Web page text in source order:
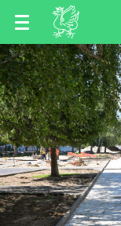
RU
EN
TT